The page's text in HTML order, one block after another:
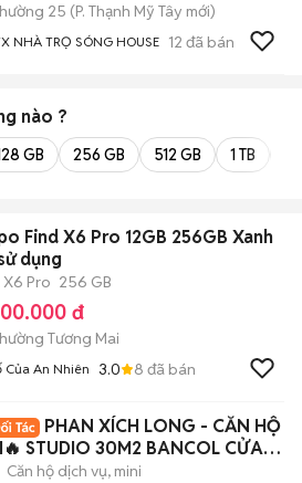
25 (P. Thạnh Mỹ Tây mới)
NHÀ TRỌ SÓNG HOUSE 12 đã bán
nào ?
GB 256 GB 512 GB 1 TB
Find X6 Pro 12GB 256GB Xanh
dụng
X6 Pro 256 GB
đ
Tương Mai
Của An Nhiên 3.0 8 đã bán
PHAN XÍCH LONG - CĂN HỘ
STUDIO 30M2 BANCOL CỬA
FULL NT 100%
Căn hộ dịch vụ, mini